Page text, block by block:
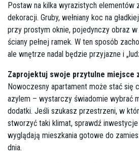
Postaw na kilka wyrazistych elementów
dekoracji. Gruby, wełniany koc na
przy prostym oknie, pojedynczy obraz
ściany pełnej ramek. W ten sposób
ale wnętrze nadal będzie przyjazne i
Zaprojektuj swoje przytulne miejsce
Nowoczesny apartament może stać się
azylem – wystarczy świadomie wybrać
dodatki. Jeśli szukasz przestrzeni, w
stworzyć taki klimat, sprawdź inwestycje
wyglądają mieszkania gotowe do
dnia.